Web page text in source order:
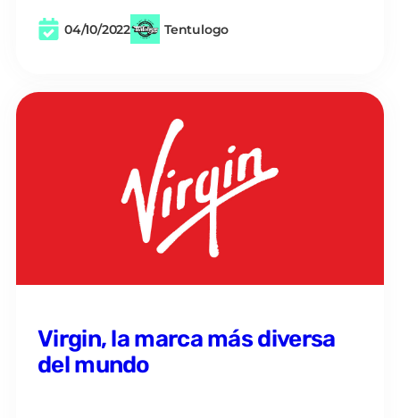
04/10/2022 Tentulogo
Virgin, la marca más diversa
del mundo